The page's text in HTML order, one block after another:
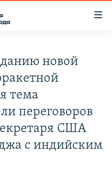
новой
тема
переговоров
США
с индийским